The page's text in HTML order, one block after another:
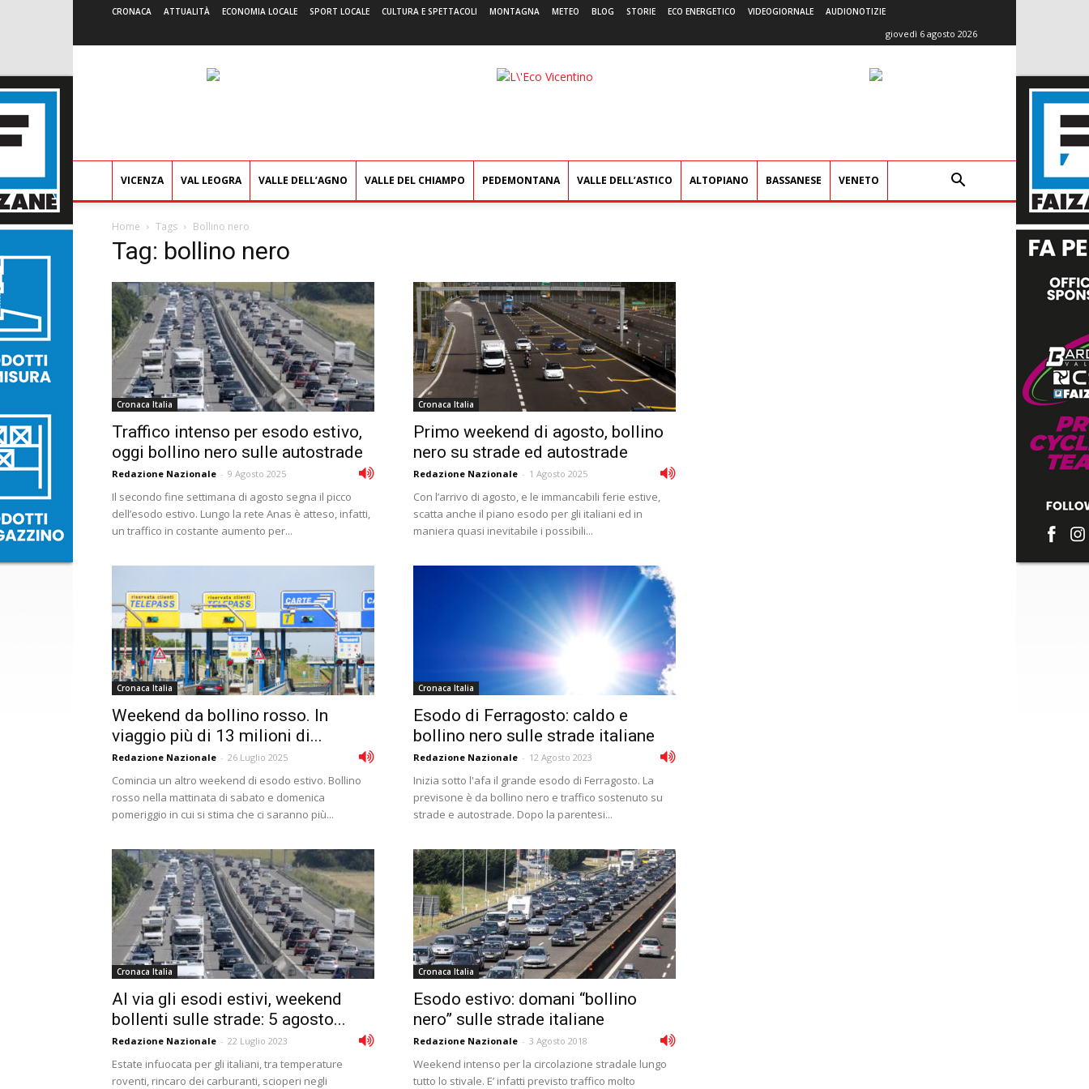
CRONACA ATTUALITÀ ECONOMIA LOCALE SPORT LOCALE CULTURA E SPETTACOLI MONTAGNA METEO BLOG STORIE ECO ENERGETICO VIDEOGIORNALE AUDIONOTIZIE
giovedì 6 agosto 2026
L'Eco
VICENZA VAL LEOGRA VALLE DELL’AGNO VALLE DEL CHIAMPO PEDEMONTANA VALLE DELL’ASTICO ALTOPIANO BASSANESE VENETO
Home Tags Bollino nero
Tag: bollino nero
Cronaca Italia
Traffico intenso per esodo estivo,
oggi bollino nero sulle autostrade
Redazione Nazionale - 9 Agosto 2025
Il secondo fine settimana di agosto segna il picco
dell’esodo estivo. Lungo la rete Anas è atteso, infatti,
un traffico in costante aumento per...
Cronaca Italia
Primo weekend di agosto, bollino
nero su strade ed autostrade
Redazione Nazionale - 1 Agosto 2025
Con l’arrivo di agosto, e le immancabili ferie estive,
scatta anche il piano esodo per gli italiani ed in
maniera quasi inevitabile i possibili...
Cronaca Italia
Weekend da bollino rosso. In
viaggio più di 13 milioni di...
Redazione Nazionale - 26 Luglio 2025
Comincia un altro weekend di esodo estivo. Bollino
rosso nella mattinata di sabato e domenica
pomeriggio in cui si stima che ci saranno più...
Cronaca Italia
Esodo di Ferragosto: caldo e
bollino nero sulle strade italiane
Redazione Nazionale - 12 Agosto 2023
Inizia sotto l'afa il grande esodo di Ferragosto. La
previsone è da bollino nero e traffico sostenuto su
strade e autostrade. Dopo la parentesi...
Cronaca Italia
Al via gli esodi estivi, weekend
bollenti sulle strade: 5 agosto...
Redazione Nazionale - 22 Luglio 2023
Estate infuocata per gli italiani, tra temperature
roventi, rincaro dei carburanti, scioperi negli
Cronaca Italia
Esodo estivo: domani “bollino
nero” sulle strade italiane
Redazione Nazionale - 3 Agosto 2018
Weekend intenso per la circolazione stradale lungo
tutto lo stivale. E’ infatti previsto traffico molto